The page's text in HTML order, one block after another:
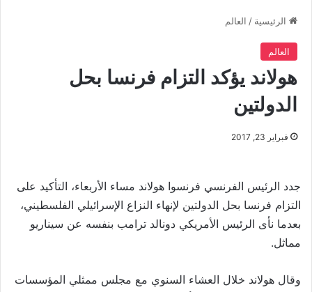
الرئيسية / العالم
العالم
هولاند يؤكد التزام فرنسا بحل
الدولتين
فبراير 23, 2017
جدد الرئيس الفرنسي فرنسوا هولاند مساء الأربعاء، التأكيد على
التزام فرنسا بحل الدولتين لإنهاء النزاع الإسرائيلي الفلسطيني،
بعدما نأى الرئيس الأمريكي دونالد ترامب بنفسه عن سيناريو
مماثل.
وقال هولاند خلال العشاء السنوي مع مجلس ممثلي المؤسسات